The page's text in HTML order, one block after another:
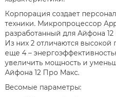
Корпорация создает
техники. Микропроцессор
разработанный для Айфона
Из них 2 отличаются высокой
еще 4 –
увеличить мощность и
Айфона 12 Про Макс.
Весомые параметры: